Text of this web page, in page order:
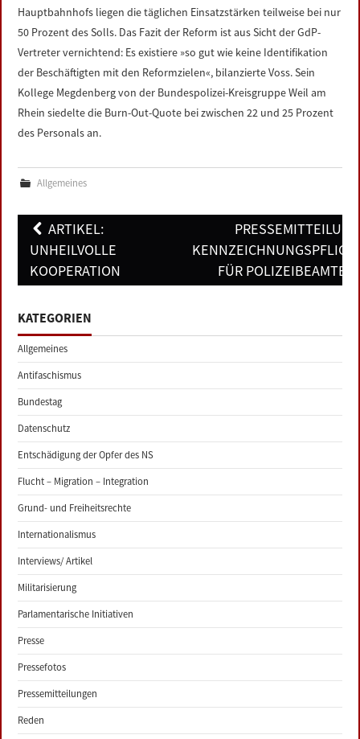
Hauptbahnhofs liegen die täglichen Einsatzstärken teilweise bei nur
50 Prozent des Solls. Das Fazit der Reform ist aus Sicht der GdP-
Vertreter vernichtend: Es existiere »so gut wie keine Identifikation
der Beschäftigten mit den Reformzielen«, bilanzierte Voss. Sein
Kollege Megdenberg von der Bundespolizei-Kreisgruppe Weil am
Rhein siedelte die Burn-Out-Quote bei zwischen 22 und 25 Prozent
des Personals an.
Allgemeines
Post
navigation
ARTIKEL:
UNHEILVOLLE
KOOPERATION
FÜR POLIZEIBEAMTE
KATEGORIEN
Allgemeines
Antifaschismus
Bundestag
Datenschutz
Entschädigung der Opfer des NS
Flucht – Migration – Integration
Grund- und Freiheitsrechte
Internationalismus
Interviews/ Artikel
Militarisierung
Parlamentarische Initiativen
Presse
Pressefotos
Pressemitteilungen
Reden